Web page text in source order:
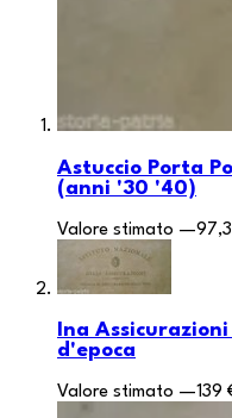
Astuccio Porta
(anni '30 '40)
Valore stimato —
Ina
d'epoca
Valore stimato —139